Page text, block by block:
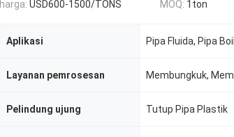
harga: USD600-1500/TONS MOQ: 1ton
Aplikasi
Layanan pemrosesan Membungkuk,
Pelindung ujung Tutup Pipa Plastik